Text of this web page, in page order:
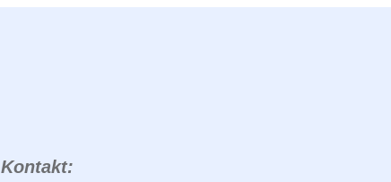
Kontakt: